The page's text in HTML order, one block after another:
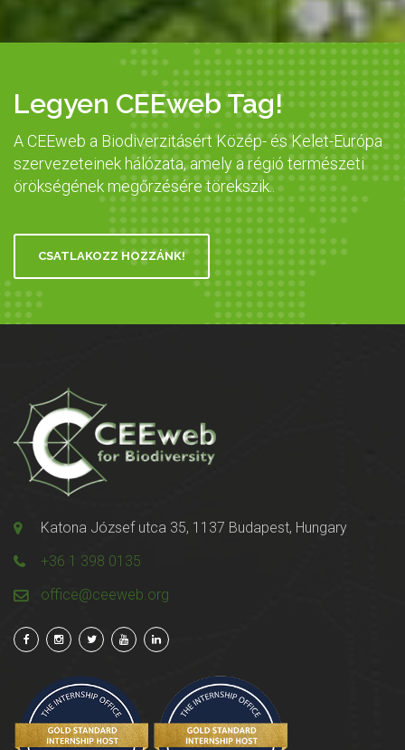
Legyen CEEweb Tag!
A CEEweb a Biodiverzitásért Közép- és Kelet-Európa
szervezeteinek hálózata, amely a régió természeti
örökségének megőrzésére törekszik..
CSATLAKOZZ HOZZÁNK!
Katona József utca 35, 1137 Budapest, Hungary
+36 1 398 0135
office@ceeweb.org